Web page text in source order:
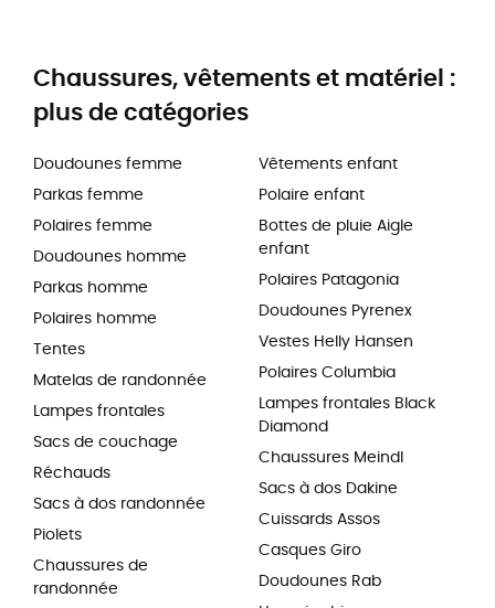
Chaussures, vêtements et matériel :
plus de catégories
Doudounes femme
Parkas femme
Polaires femme
Doudounes homme
Parkas homme
Polaires homme
Tentes
Matelas de randonnée
Lampes frontales
Sacs de couchage
Réchauds
Sacs à dos randonnée
Piolets
Chaussures de
randonnée
Vêtements enfant
Polaire enfant
Bottes de pluie Aigle
enfant
Polaires Patagonia
Doudounes Pyrenex
Vestes Helly Hansen
Polaires Columbia
Lampes frontales Black
Diamond
Chaussures Meindl
Sacs à dos Dakine
Cuissards Assos
Casques Giro
Doudounes Rab